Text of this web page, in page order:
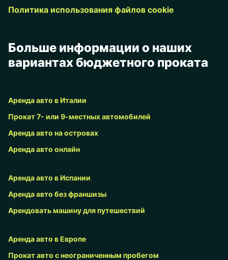
Политика использования файлов cookie
Больше информации о наших
вариантах бюджетного проката
Аренда авто в Италии
Прокат 7- или 9-местных автомобилей
Аренда авто на островах
Аренда авто онлайн
Аренда авто в Испании
Аренда авто без франшизы
Арендовать машину для путешествий
Аренда авто в Европе
Прокат авто с неограниченным пробегом